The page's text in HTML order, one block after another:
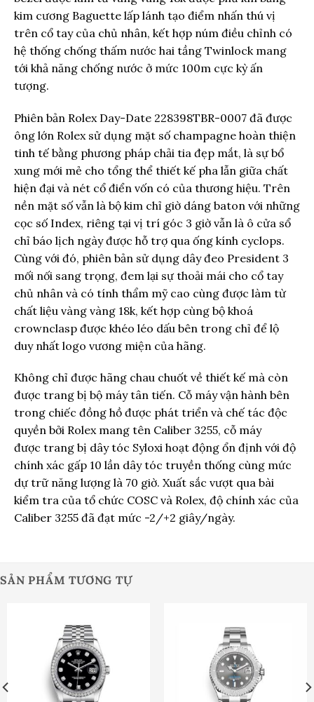
kim cương Baguette lấp lánh tạo điểm nhấn thú vị
trên cổ tay của chủ nhân, kết hợp núm điều chỉnh có
hệ thống chống thấm nước hai tầng Twinlock mang
tới khả năng chống nước ở mức 100m cực kỳ ấn
tượng.
Phiên bản Rolex Day-Date 228398TBR-0007 đã được
ông lớn Rolex sử dụng mặt số champagne hoàn thiện
tinh tế bằng phương pháp chải tia đẹp mắt, là sự bổ
xung mới mẻ cho tổng thể thiết kế pha lẫn giữa chất
hiện đại và nét cổ điển vốn có của thương hiệu. Trên
nền mặt số vẫn là bộ kim chỉ giờ dáng baton với những
cọc số Index, riêng tại vị trí góc 3 giờ vẫn là ô cửa sổ
chỉ báo lịch ngày được hỗ trợ qua ống kính cyclops.
Cùng với đó, phiên bản sử dụng dây đeo President 3
mối nối sang trọng, đem lại sự thoải mái cho cổ tay
chủ nhân và có tính thẩm mỹ cao cùng được làm từ
chất liệu vàng vàng 18k, kết hợp cùng bộ khoá
crownclasp được khéo léo dấu bên trong chỉ để lộ
duy nhất logo vương miện của hãng.
Không chỉ được hãng chau chuốt về thiết kế mà còn
được trang bị bộ máy tân tiến. Cỗ máy vận hành bên
trong chiếc đồng hồ được phát triển và chế tác độc
quyền bởi Rolex mang tên Caliber 3255, cỗ máy
được trang bị dây tóc Syloxi hoạt động ổn định với độ
chính xác gấp 10 lần dây tóc truyền thống cùng mức
dự trữ năng lượng là 70 giờ. Xuất sắc vượt qua bài
kiểm tra của tổ chức COSC và Rolex, độ chính xác của
Caliber 3255 đã đạt mức -2/+2 giây/ngày.
SẢN PHẨM TƯƠNG TỰ